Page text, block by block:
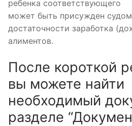
ребенка соответствующего
может быть присужден
достаточности заработка
алиментов.
После короткой
вы можете найти
необходимый
разделе